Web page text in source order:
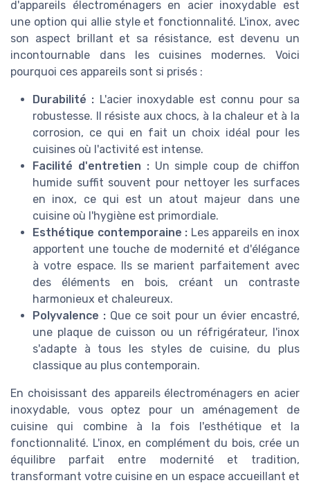
d'appareils électroménagers en acier inoxydable est
une option qui allie style et fonctionnalité. L'inox, avec
son aspect brillant et sa résistance, est devenu un
incontournable dans les cuisines modernes. Voici
pourquoi ces appareils sont si prisés :
Durabilité : L'acier inoxydable est connu pour sa
robustesse. Il résiste aux chocs, à la chaleur et à la
corrosion, ce qui en fait un choix idéal pour les
cuisines où l'activité est intense.
Facilité d'entretien :Un simple coup de chiffon
humide suffit souvent pour nettoyer les surfaces
en inox, ce qui est un atout majeur dans une
cuisine où l'hygiène est primordiale.
Esthétique contemporaine : Les appareils en inox
apportent une touche de modernité et d'élégance
à votre espace. Ils se marient parfaitement avec
des éléments en bois, créant un contraste
harmonieux et chaleureux.
Polyvalence : Que ce soit pour un évier encastré,
une plaque de cuisson ou un réfrigérateur, l'inox
s'adapte à tous les styles de cuisine, du plus
classique au plus contemporain.
En choisissant des appareils électroménagers en acier
inoxydable, vous optez pour un aménagement de
cuisine qui combine à la fois l'esthétique et la
fonctionnalité. L'inox, en complément du bois, crée un
équilibre parfait entre modernité et tradition,
transformant votre cuisine en un espace accueillant et